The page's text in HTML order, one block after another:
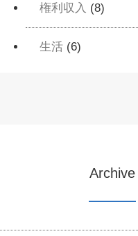
権利収入 (8)
生活 (6)
Archive